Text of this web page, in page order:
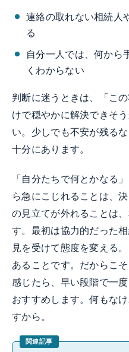
連絡の取れない相続人
る
自分一人では、何から
くわからない
判断に迷うときは、「こ
けで穏やかに解決できそ
い。少しでも不安が残る
十分にあります。
「自分たちで何とかなる
ら急にこじれることは、
の見立てが外れることは
す。最初は協力的だった
見を受けて態度を変える
あることです。だからこ
感じたら、早い段階で一
おすすめします。何もな
すから。